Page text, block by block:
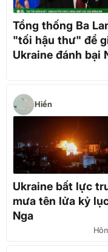
Tổng thống Ba
"tối hậu thư" để
Ukraine đánh bại
Hiển
Ukraine bất lực
mưa tên lửa kỷ
Nga